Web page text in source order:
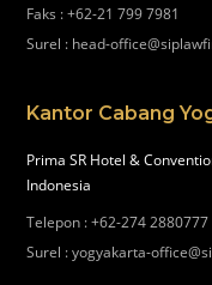
Faks :+62-21 799 7981
Surel : head-
Kantor Cabang
Prima SR Hotel &
Indonesia
Telepon :+62-274 2880777
Surel :yogyakarta-